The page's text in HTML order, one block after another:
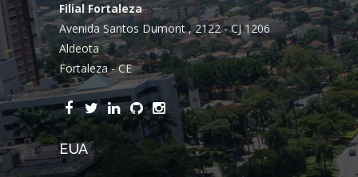
Filial Fortaleza
Avenida Santos Dumont , 2122 - CJ 1206
Aldeota
Fortaleza - CE
EUA